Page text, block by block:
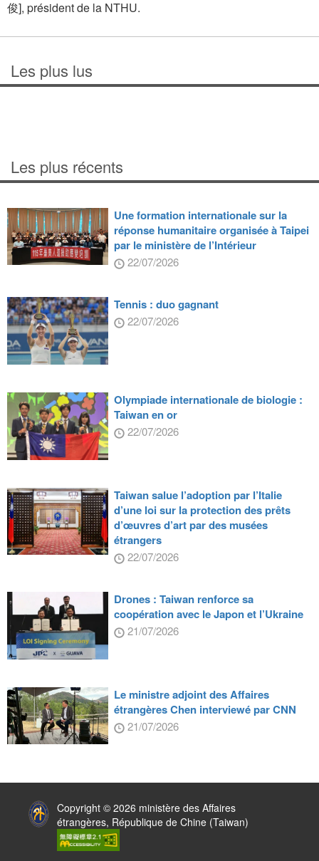
俊], président de la NTHU.
Les plus lus
Les plus récents
Une formation internationale sur la
réponse humanitaire organisée à Taipei
par le ministère de l’Intérieur
22/07/2026
Tennis : duo gagnant
22/07/2026
Olympiade internationale de biologie :
Taiwan en or
22/07/2026
Taiwan salue l’adoption par l’Italie
d’une loi sur la protection des prêts
d’œuvres d’art par des musées
étrangers
22/07/2026
Drones : Taiwan renforce sa
coopération avec le Japon et l’Ukraine
21/07/2026
Le ministre adjoint des Affaires
étrangères Chen interviewé par CNN
21/07/2026
Copyright © 2026 ministère des Affaires
étrangères, République de Chine (Taiwan)